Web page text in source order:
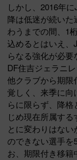
しかし、2016年
降は低迷が続い
わうまでの間、1
込めるとはいえ、
らなる強化が必要
DF住吉ジェラニ
他クラブから期限
覚しく、来季に
らに限らず、降
じめ現在所属す
とに変わりはな
のできない選手
お、期限付き移籍